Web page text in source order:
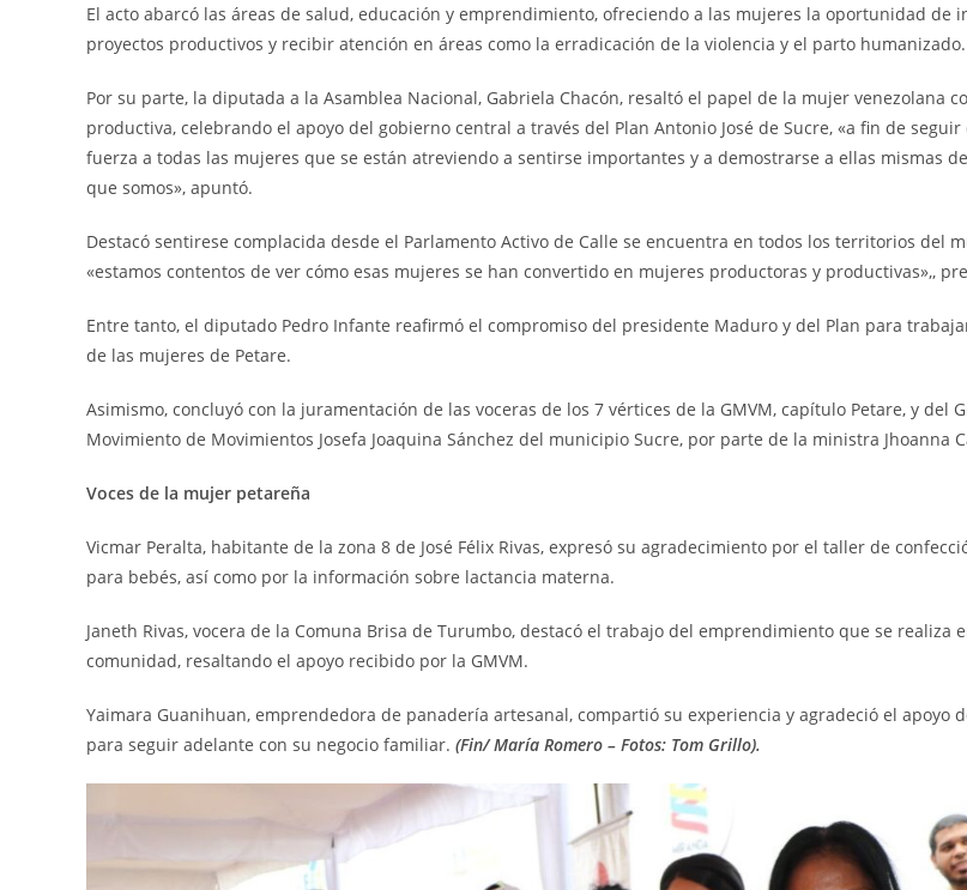
El acto abarcó las áreas de salud, educación y emprendimiento, ofreciendo a las mujeres la oportunidad de
proyectos productivos y recibir atención en áreas como la erradicación de la violencia y el parto humanizado.
Por su parte, la diputada a la Asamblea Nacional, Gabriela Chacón, resaltó el papel de la mujer venezolana
productiva, celebrando el apoyo del gobierno central a través del Plan Antonio José de Sucre, «a fin de
fuerza a todas las mujeres que se están atreviendo a sentirse importantes y a demostrarse a ellas mismas
que somos», apuntó.
Destacó sentirese complacida desde el Parlamento Activo de Calle se encuentra en todos los territorios del
«estamos contentos de ver cómo esas mujeres se han convertido en mujeres productoras y productivas»,,
Entre tanto, el diputado Pedro Infante reafirmó el compromiso del presidente Maduro y del Plan para
de las mujeres de Petare.
Asimismo, concluyó con la juramentación de las voceras de los 7 vértices de la GMVM, capítulo Petare, y del
Movimiento de Movimientos Josefa Joaquina Sánchez del municipio Sucre, por parte de la ministra Jhoanna
Voces de la mujer petareña
Vicmar Peralta, habitante de la zona 8 de José Félix Rivas, expresó su agradecimiento por el taller de
para bebés, así como por la información sobre lactancia materna.
Janeth Rivas, vocera de la Comuna Brisa de Turumbo, destacó el trabajo del emprendimiento que se realiza
comunidad, resaltando el apoyo recibido por la GMVM.
Yaimara Guanihuan, emprendedora de panadería artesanal, compartió su experiencia y agradeció el apoyo
para seguir adelante con su negocio familiar. (Fin/ María Romero – Fotos: Tom Grillo).